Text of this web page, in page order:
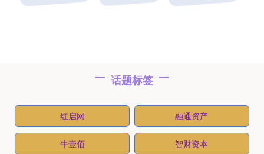
话题标签
红启网 融通资产
牛壹佰 智财资本